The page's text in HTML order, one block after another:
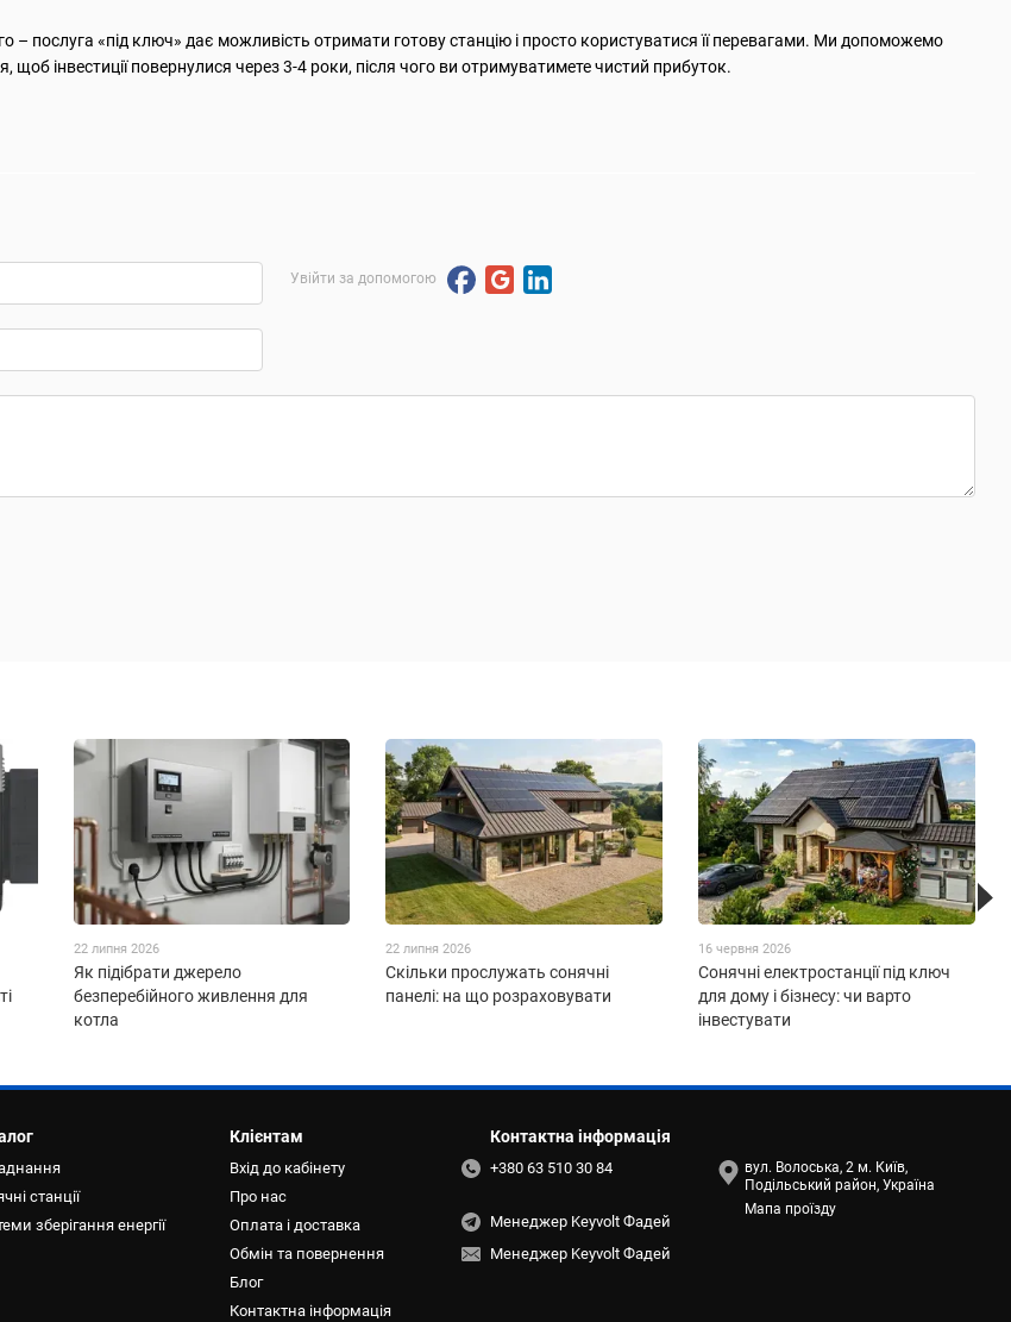
– послуга «під ключ» дає можливість отримати готову станцію і просто користуватися її перевагами. Ми допоможемо
щоб інвестиції повернулися через 3-4 роки, після чого ви отримуватимете чистий прибуток.
Увійти за допомогою
22 липня 2026
Як підібрати джерело
безперебійного живлення для
котла
22 липня 2026
Скільки прослужать сонячні
панелі: на що розраховувати
16 червня 2026
Сонячні електростанції під ключ
для дому і бізнесу: чи варто
інвестувати
станції
зберігання енергії
Клієнтам
Вхід до кабінету
Про нас
Оплата і доставка
Обмін та повернення
Блог
Контактна інформація
Контактна інформація
+380 63 510 30 84
Менеджер Keyvolt Фадей
Менеджер Keyvolt Фадей
вул. Волоська, 2 м. Київ,
Подільський район, Україна
Мапа проїзду